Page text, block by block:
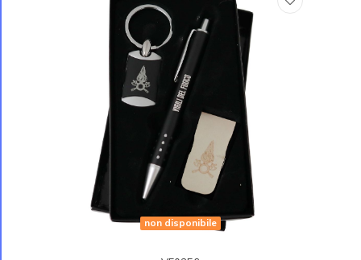
non disponibile